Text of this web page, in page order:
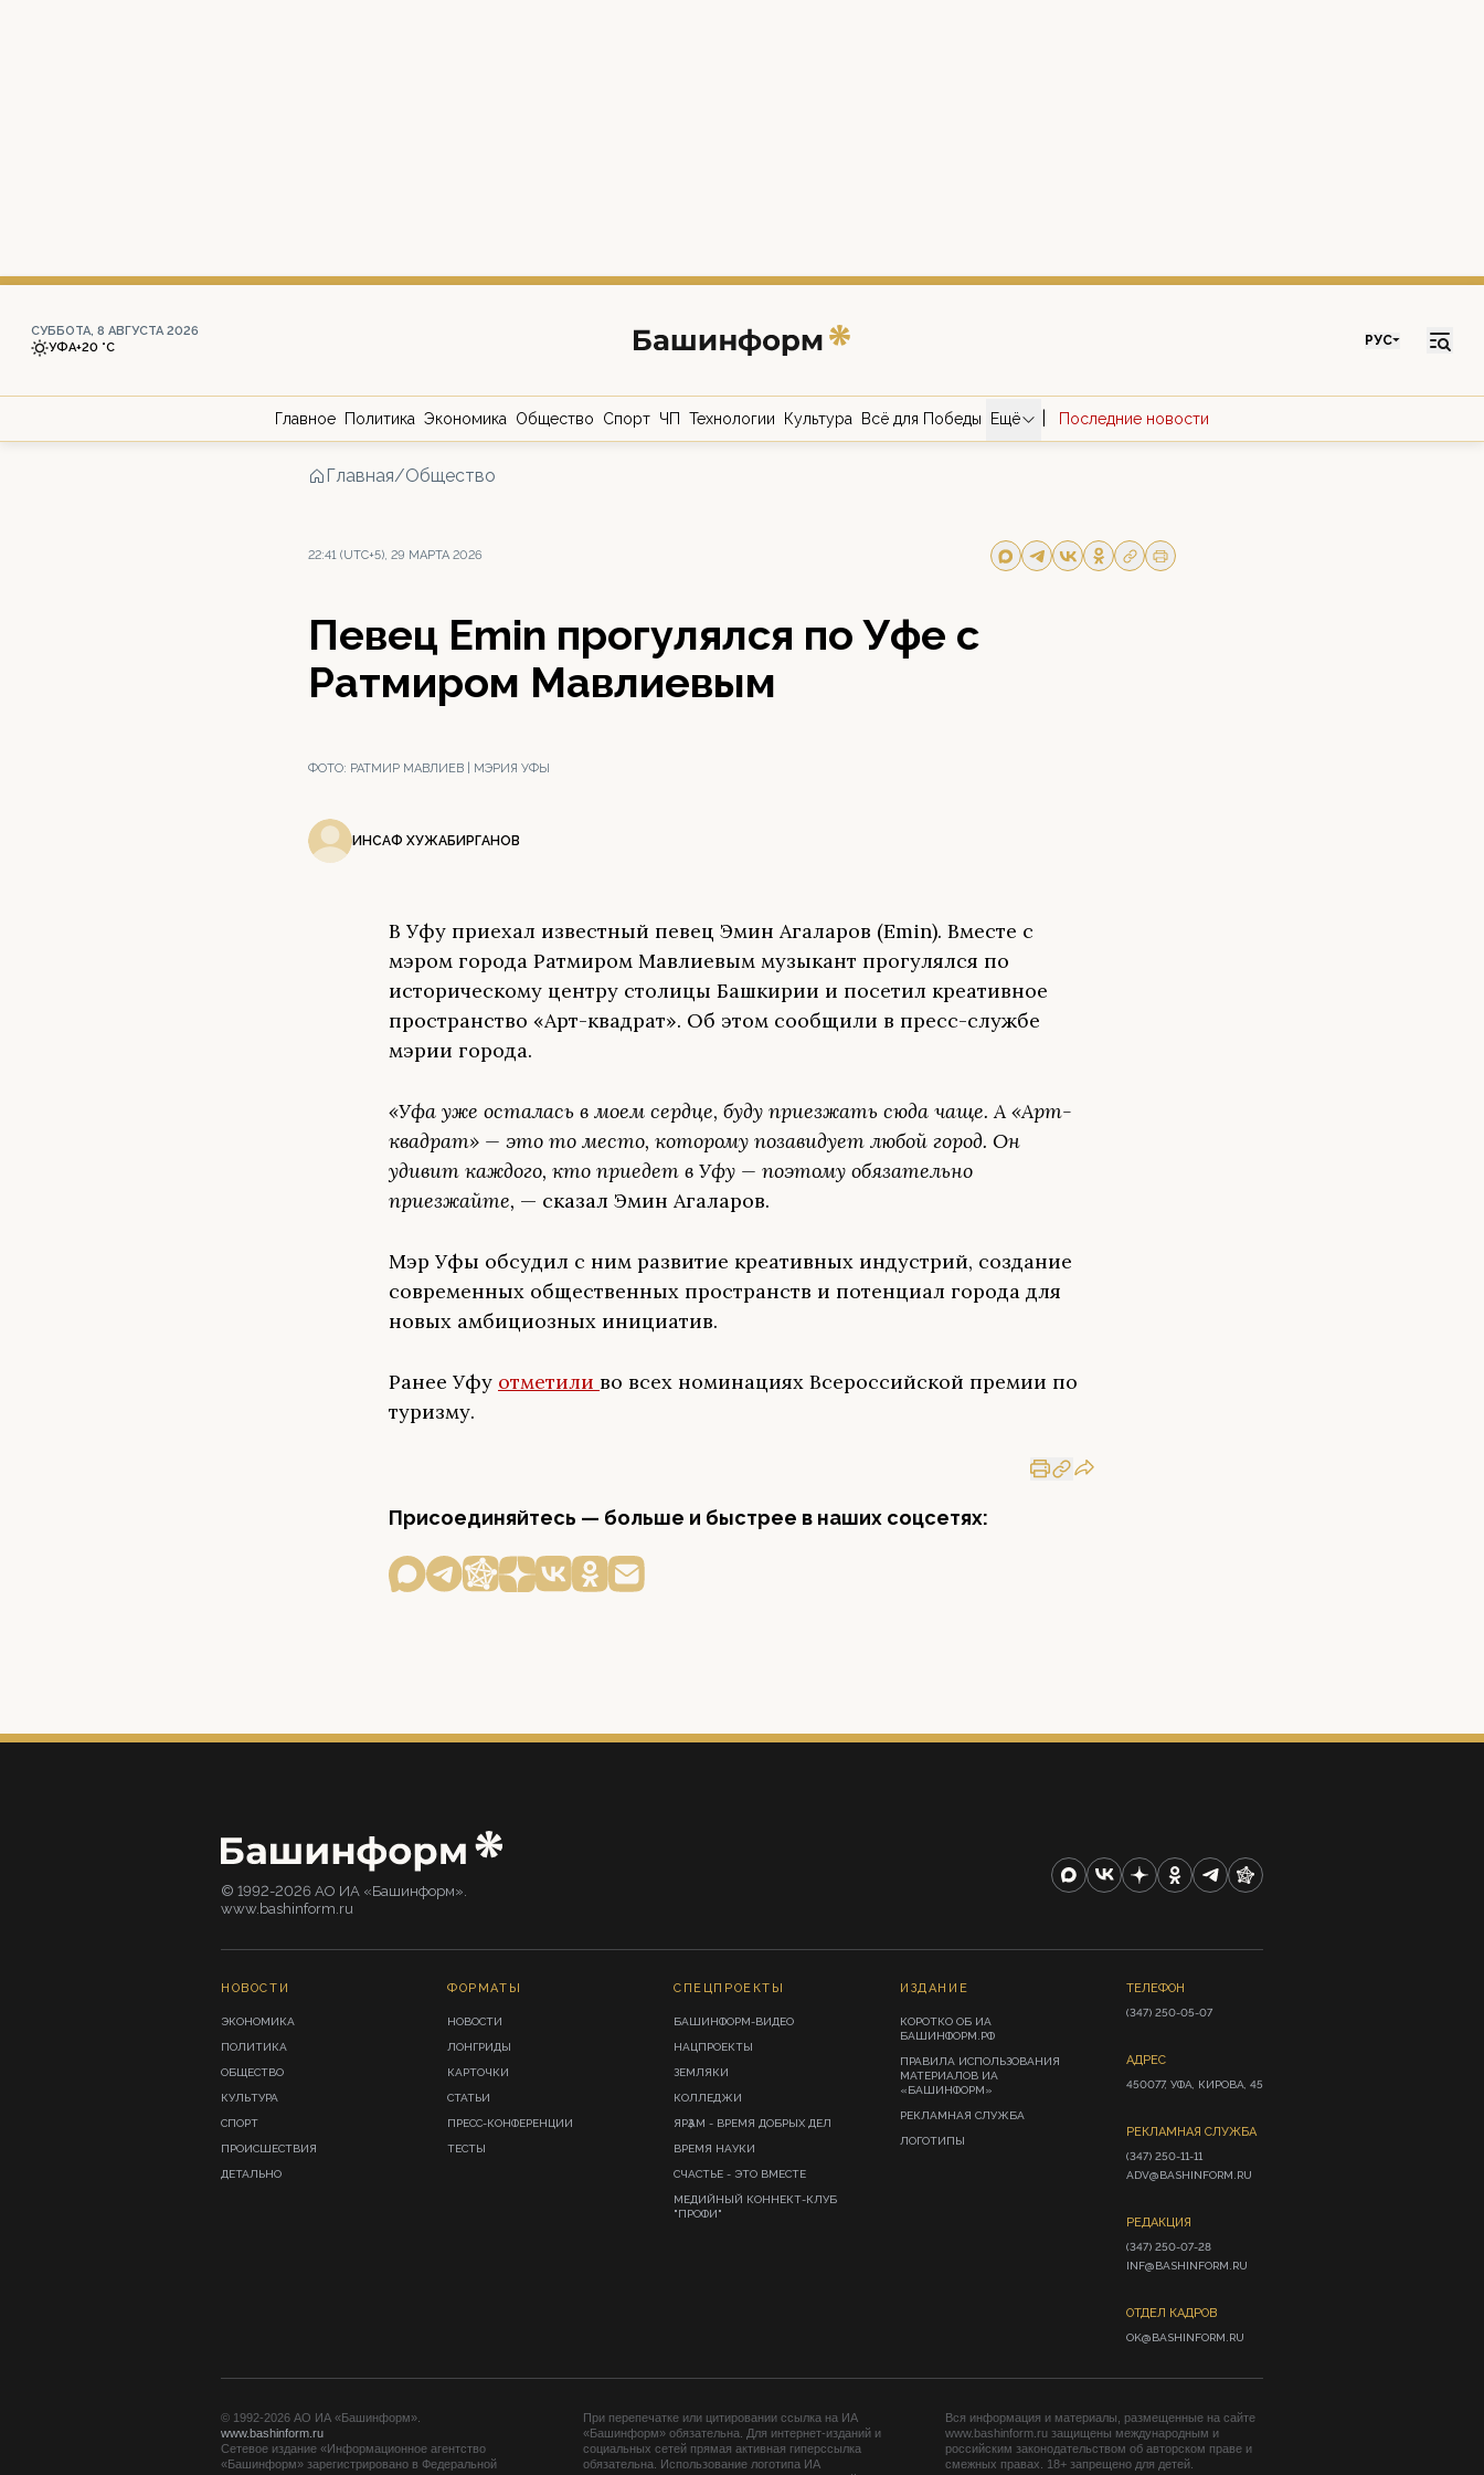
СУББОТА, 8 АВГУСТА 2026
УФА+20 °С РУС
Главное Политика Экономика Общество Спорт ЧП Технологии Культура Всё для Победы Ещё Последние новости
Главная/Общество
22:41 (UTC+5), 29 МАРТА 2026
Певец Emin прогулялся по Уфе с
Ратмиром Мавлиевым
ФОТО: РАТМИР МАВЛИЕВ | МЭРИЯ УФЫ
ИНСАФ ХУЖАБИРГАНОВ
В Уфу приехал известный певец Эмин Агаларов (Emin). Вместе с
мэром города Ратмиром Мавлиевым музыкант прогулялся по
историческому центру столицы Башкирии и посетил креативное
пространство «Арт-квадрат». Об этом сообщили в пресс-службе
мэрии города.
«Уфа уже осталась в моем сердце, буду приезжать сюда чаще. А «Арт-
квадрат» — это то место, которому позавидует любой город. Он
удивит каждого, кто приедет в Уфу — поэтому обязательно
приезжайте, — сказал Эмин Агаларов.
Мэр Уфы обсудил с ним развитие креативных индустрий, создание
современных общественных пространств и потенциал города для
новых амбициозных инициатив.
Ранее Уфу отметили во всех номинациях Всероссийской премии по
туризму.
Присоединяйтесь — больше и быстрее в наших соцсетях:
© 1992-2026 АО ИА «Башинформ».
www.bashinform.ru
НОВОСТИ
ЭКОНОМИКА
ПОЛИТИКА
ОБЩЕСТВО
КУЛЬТУРА
СПОРТ
ПРОИСШЕСТВИЯ
ДЕТАЛЬНО
ФОРМАТЫ
НОВОСТИ
ЛОНГРИДЫ
КАРТОЧКИ
СТАТЬИ
ПРЕСС-КОНФЕРЕНЦИИ
ТЕСТЫ
СПЕЦПРОЕКТЫ
БАШИНФОРМ-ВИДЕО
НАЦПРОЕКТЫ
ЗЕМЛЯКИ
КОЛЛЕДЖИ
ЯРҘАМ - ВРЕМЯ ДОБРЫХ ДЕЛ
ВРЕМЯ НАУКИ
СЧАСТЬЕ - ЭТО ВМЕСТЕ
МЕДИЙНЫЙ КОННЕКТ-КЛУБ
"ПРОФИ"
ИЗДАНИЕ
КОРОТКО ОБ ИА
БАШИНФОРМ.РФ
ПРАВИЛА ИСПОЛЬЗОВАНИЯ
МАТЕРИАЛОВ ИА
«БАШИНФОРМ»
РЕКЛАМНАЯ СЛУЖБА
ЛОГОТИПЫ
ТЕЛЕФОН
(347) 250-05-07
АДРЕС
450077, УФА, КИРОВА, 45
РЕКЛАМНАЯ СЛУЖБА
(347) 250-11-11
ADV@BASHINFORM.RU
РЕДАКЦИЯ
(347) 250-07-28
INF@BASHINFORM.RU
ОТДЕЛ КАДРОВ
OK@BASHINFORM.RU
© 1992-2026 АО ИА «Башинформ».
www.bashinform.ru
Сетевое издание «Информационное агентство
«Башинформ» зарегистрировано в Федеральной
При перепечатке или цитировании ссылка на ИА
«Башинформ» обязательна. Для интернет-изданий и
социальных сетей прямая активная гиперссылка
обязательна. Использование логотипа ИА
Вся информация и материалы, размещенные на сайте
www.bashinform.ru защищены международным и
российским законодательством об авторском праве и
смежных правах. 18+ запрещено для детей.